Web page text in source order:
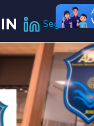
Seguir